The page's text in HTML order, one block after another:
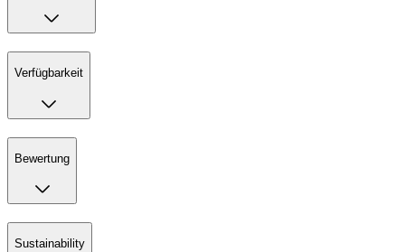
Verfügbarkeit
Bewertung
Sustainability